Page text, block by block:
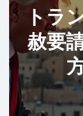
トラ
赦要